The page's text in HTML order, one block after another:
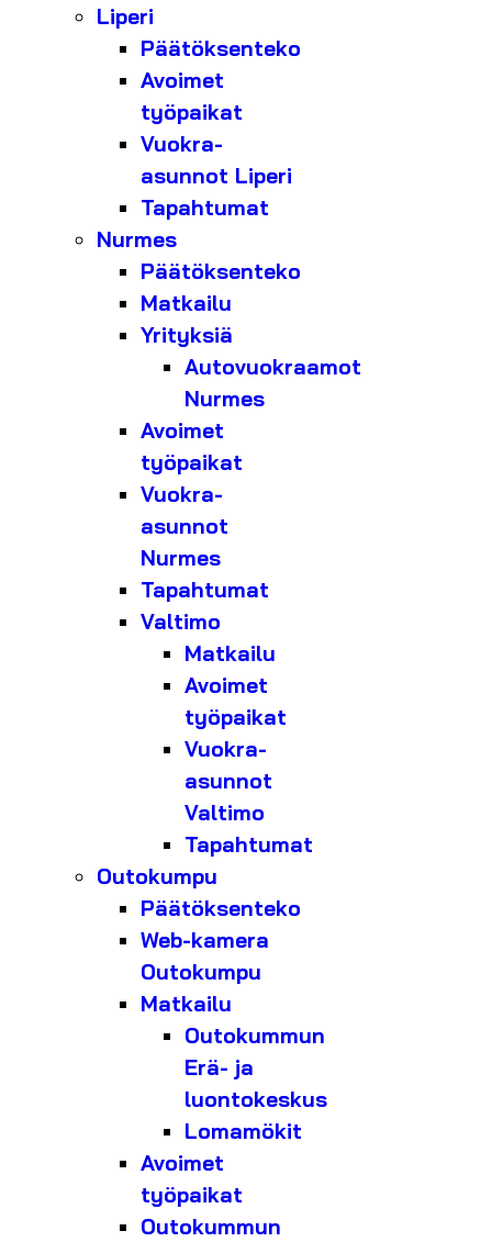
Liperi
Päätöksenteko
Avoimet
työpaikat
Vuokra-
asunnot Liperi
Tapahtumat
Nurmes
Päätöksenteko
Matkailu
Yrityksiä
Autovuokraamot
Nurmes
Avoimet
työpaikat
Vuokra-
asunnot
Nurmes
Tapahtumat
Valtimo
Matkailu
Avoimet
työpaikat
Vuokra-
asunnot
Valtimo
Tapahtumat
Outokumpu
Päätöksenteko
Web-kamera
Outokumpu
Matkailu
Outokummun
Erä- ja
luontokeskus
Lomamökit
Avoimet
työpaikat
Outokummun